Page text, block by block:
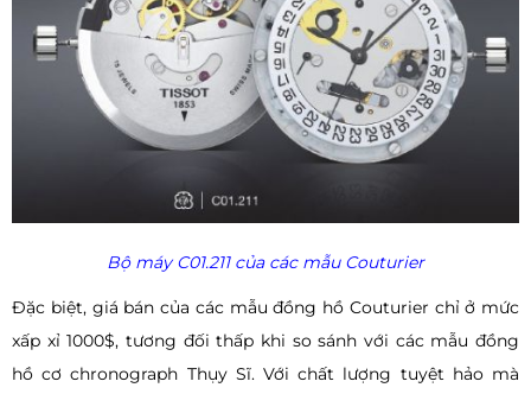
Bộ máy C01.211 của các mẫu Couturier
Đặc biệt, giá bán của các mẫu đồng hồ Couturier chỉ ở mức
xấp xỉ 1000$, tương đối thấp khi so sánh với các mẫu đồng
hồ cơ chronograph Thụy Sĩ. Với chất lượng tuyệt hảo mà